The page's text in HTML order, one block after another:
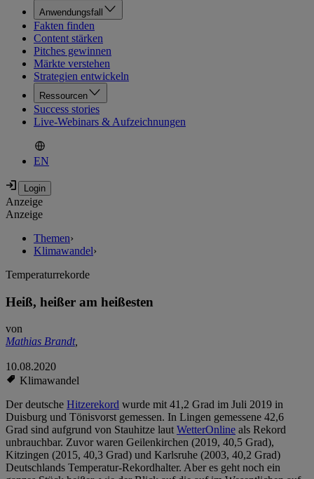
Anwendungsfall
Fakten finden
Content stärken
Pitches gewinnen
Märkte verstehen
Strategien entwickeln
Ressourcen
Success stories
Live-Webinars & Aufzeichnungen
EN
Anzeige
Anzeige
Themen›
Klimawandel›
Temperaturrekorde
Heiß, heißer am heißesten
von
Mathias Brandt,
10.08.2020
Klimawandel
Der deutsche Hitzerekord wurde mit 41,2 Grad im Juli 2019 in
Duisburg und Tönisvorst gemessen. In Lingen gemessene 42,6
Grad sind aufgrund von Stauhitze lautWetterOnline als Rekord
unbrauchbar. Zuvor waren Geilenkirchen (2019, 40,5 Grad),
Kitzingen (2015, 40,3 Grad) und Karlsruhe (2003, 40,2 Grad)
Deutschlands Temperatur-Rekordhalter. Aber es geht noch ein